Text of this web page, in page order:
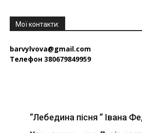
Мої контакти:
barvylvova@gmail.com
Телефон 380679849959
“Лебедина пісня ” Івана